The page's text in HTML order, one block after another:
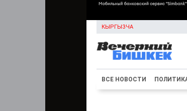
КЫРГЫЗЧА
ВСЕ НОВОСТИ